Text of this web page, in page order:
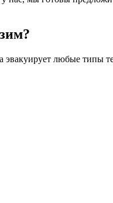
эвакуирует любые типы